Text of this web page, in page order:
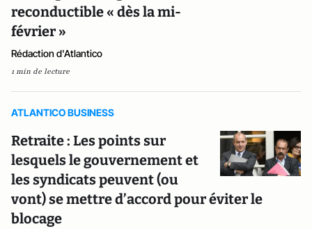
reconductible « dès la mi-
février »
Rédaction d'Atlantico
1 min de lecture
ATLANTICO BUSINESS
Retraite : Les points sur
lesquels le gouvernement et
les syndicats peuvent (ou
vont) se mettre d’accord pour éviter le
blocage